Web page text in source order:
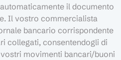
il documento
Il vostro commercialista
bancario corrispondente
collegati, consentendogli di
movimenti bancari/buoni